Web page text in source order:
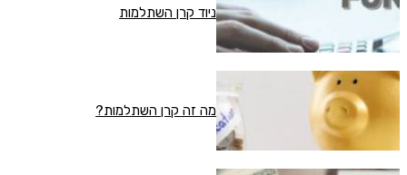
ניוד קרן השתלמות
מה זה קרן השתלמות?